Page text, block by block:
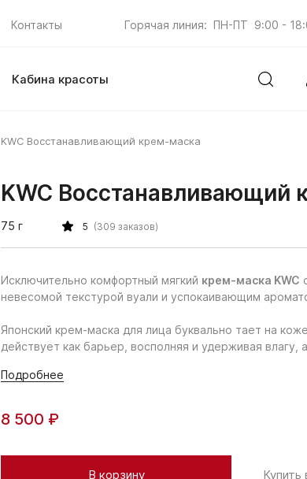
Контакты Горячая линия: ПН-ПТ 9:00 -
Кабина красоты
KWC Восстанавливающий крем-маска
KWC Восстанавливающий
75 г 5 (309 заказов)
Исключительно комфортный мягкий крем-маска KWC
невесомой текстурой вуали и успокаивающим
Японский крем-маска для лица буквально тает на
действует как барьер, восполняя и удерживая влагу,
Подробнее
8 500 ₽
В корзину Купить